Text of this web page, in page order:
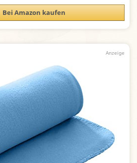
Bei Amazon kaufen